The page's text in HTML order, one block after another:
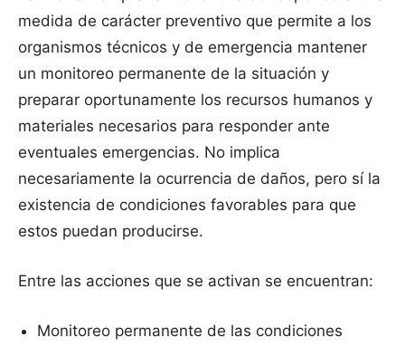
medida de carácter preventivo que permite a los
organismos técnicos y de emergencia mantener
un monitoreo permanente de la situación y
preparar oportunamente los recursos humanos y
materiales necesarios para responder ante
eventuales emergencias. No implica
necesariamente la ocurrencia de daños, pero sí la
existencia de condiciones favorables para que
estos puedan producirse.
Entre las acciones que se activan se encuentran:
Monitoreo permanente de las condiciones